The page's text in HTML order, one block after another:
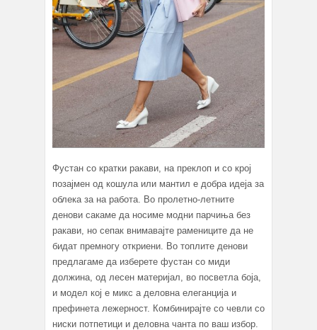
Фустан со кратки ракави, на преклоп и со крој
позајмен од кошула или мантил е добра идеја за
облека за на работа. Во пролетно-летните
денови сакаме да носиме модни парчиња без
ракави, но сепак внимавајте рамениците да не
бидат премногу откриени. Во топлите денови
предлагаме да изберете фустан со миди
должина, од лесен материјал, во посветла боја,
и модел кој е микс а деловна елеганција и
префинета лежерност. Комбинирајте со чевли со
ниски потпетици и деловна чанта по ваш избор.